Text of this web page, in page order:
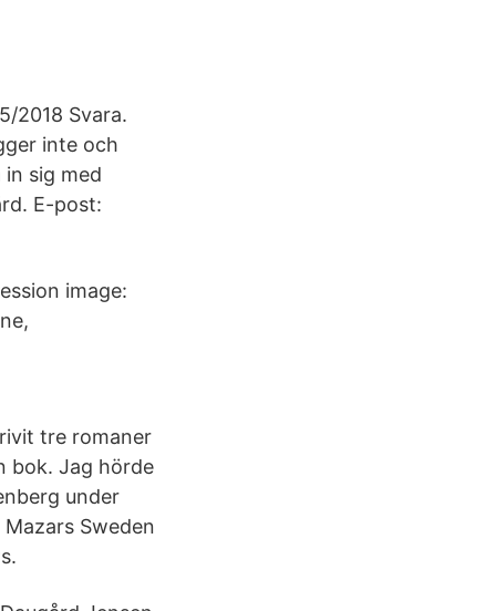
2018 Svara.
inte och
in sig med
E-post:
image:
tre romaner
bok. Jag hörde
under
Sweden